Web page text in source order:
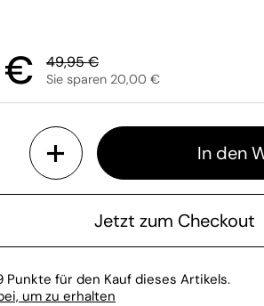
€ Regulärer Preis:
49,95 €
Sie sparen 20,00 €
In den
Jetzt zum Checkout
Punkte für den Kauf dieses Artikels.
um zu erhalten